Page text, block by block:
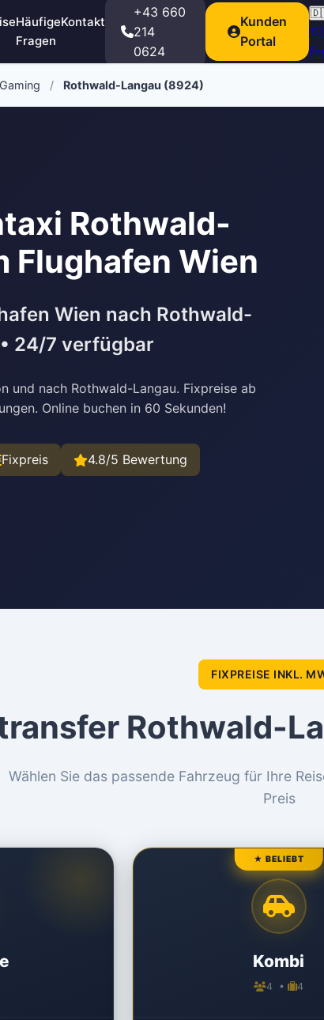
Häufige
Fragen
Kontakt
+43 660
214
0624
Kunden
Portal
Gaming / Rothwald-Langau (8924)
Rothwald-
Flughafen Wien
Wien nach Rothwald-
24/7 verfügbar
und nach Rothwald-Langau. Fixpreise ab
Online buchen in 60 Sekunden!
Fixpreis 4.8/5 Bewertung
FIXPREISE INKL.
Rothwald-
Wählen Sie das passende Fahrzeug für Ihre
Preis
★ BELIEBT
Kombi
4 • 4